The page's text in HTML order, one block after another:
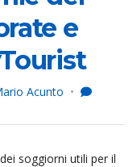
e
Acunto
soggiorni utili per il